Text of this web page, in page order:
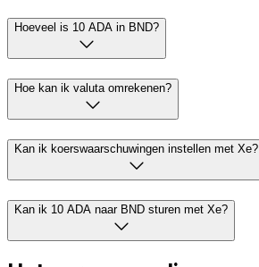
Hoeveel is 10 ADA in BND?
Hoe kan ik valuta omrekenen?
Kan ik koerswaarschuwingen instellen met Xe?
Kan ik 10 ADA naar BND sturen met Xe?